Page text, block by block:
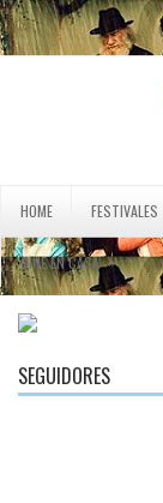
HOME FESTIVALES
CINE EN CASA »
SEGUIDORES